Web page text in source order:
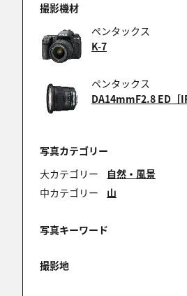
２００５年に涸沢へは初めて来ま
たちも小屋泊まりでした。赤の
互で、布団二枚に三人で寝ました
夜中にトイレに行って帰ってきた
所はありませんでした。w
それからは、私たちもテント泊
た。www
熊﨑克彦
2023/11/17 09:26:30
祝辞のコメントありがとうござい
>そこはかとない表現の深さが印
撮影機材
ペンタックス
K-7
ペンタックス
DA14mmF2.8 ED［IF
写真カテゴリー
大カテゴリー
自然・風景
中カテゴリー
山
写真キーワード
撮影地